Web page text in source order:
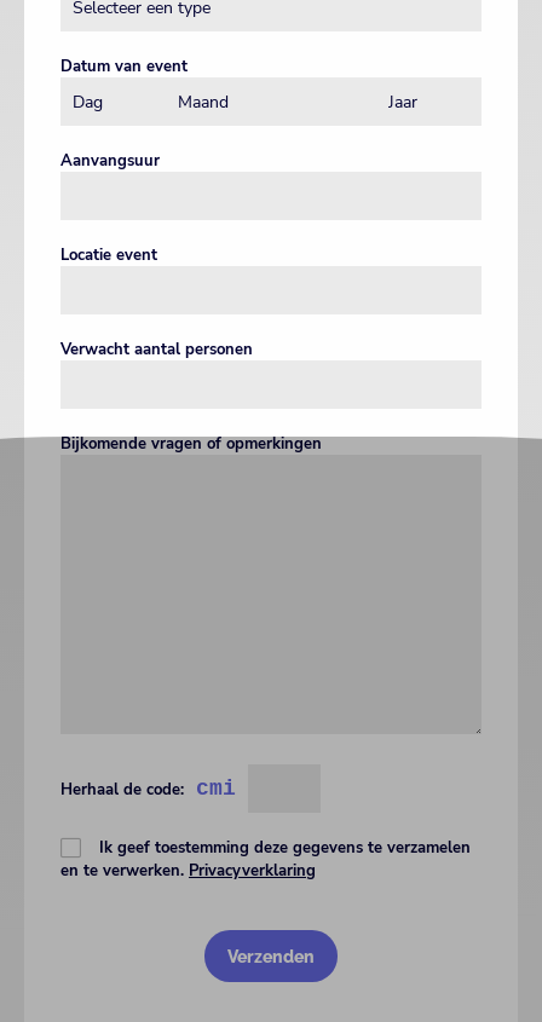
Datum van event
Aanvangsuur
Locatie event
Verwacht aantal personen
Bijkomende vragen of opmerkingen
Herhaal de code: cmi
Ik geef toestemming deze gegevens te verzamelen
en te verwerken. Privacyverklaring